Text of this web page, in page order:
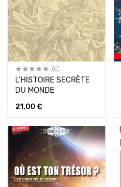
(0)
L’HISTOIRE SECRÈTE
DU MONDE
21,00 €